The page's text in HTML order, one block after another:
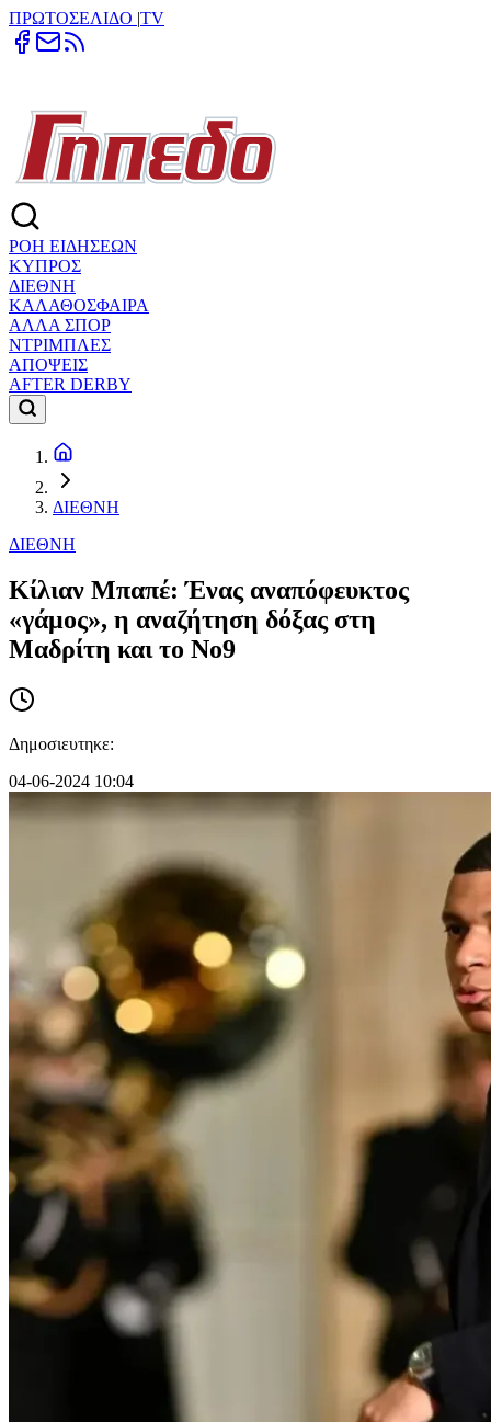
ΠΡΩΤΟΣΕΛΙΔΟ |TV
ΡΟΗ ΕΙΔΗΣΕΩΝ
ΚΥΠΡΟΣ
ΔΙΕΘΝΗ
ΚΑΛΑΘΟΣΦΑΙΡΑ
ΑΛΛΑ ΣΠΟΡ
ΝΤΡΙΜΠΛΕΣ
ΑΠΟΨΕΙΣ
AFTER DERBY
ΔΙΕΘΝΗ
ΔΙΕΘΝΗ
Κίλιαν Μπαπέ: Ένας αναπόφευκτος
«γάμος», η αναζήτηση δόξας στη
Μαδρίτη και το Νο9
Δημοσιευτηκε:
04-06-2024 10:04